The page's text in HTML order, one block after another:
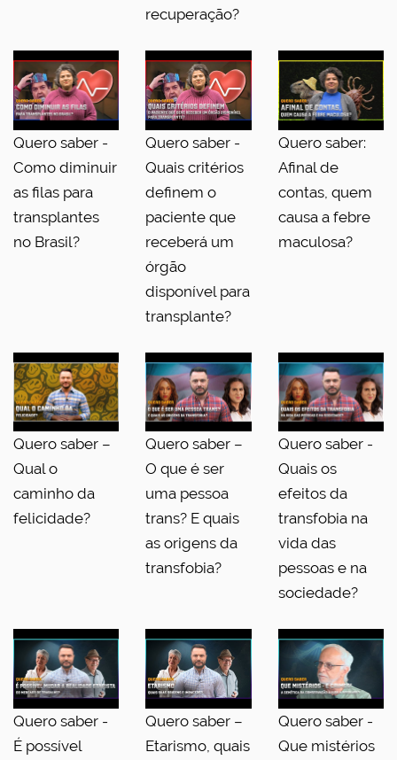
recuperação?
Quero saber -
Como diminuir
as filas para
transplantes
no Brasil?
Quero saber -
Quais critérios
definem o
paciente que
receberá um
órgão
disponível para
transplante?
Quero saber:
Afinal de
contas, quem
causa a febre
maculosa?
Quero saber –
Qual o
caminho da
felicidade?
Quero saber –
O que é ser
uma pessoa
trans? E quais
as origens da
transfobia?
Quero saber -
Quais os
efeitos da
transfobia na
vida das
pessoas e na
sociedade?
Quero saber -
É possível
Quero saber –
Etarismo, quais
Quero saber -
Que mistérios